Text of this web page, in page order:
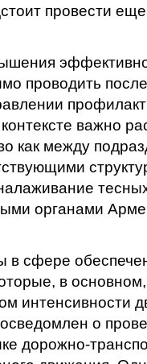
провести
проводить
важно
как между
органами
сфере
в
интенсивности
о
дорожно-